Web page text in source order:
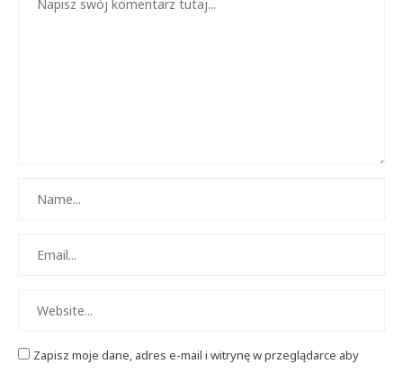
Zapisz moje dane, adres e-mail i witrynę w przeglądarce aby